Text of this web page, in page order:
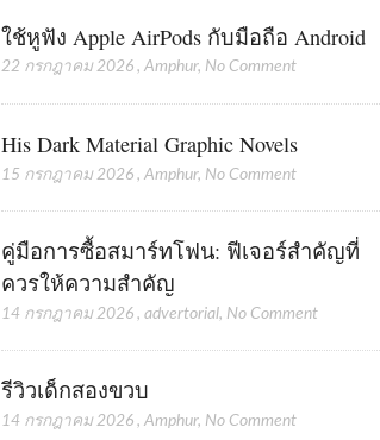
ใช้หูฟัง Apple AirPods กับมือถือ Android
22 กรกฎาคม 2026 ,Amphur, No Comment
His Dark Material Graphic Novels
15 กรกฎาคม 2026 ,Amphur, No Comment
คู่มือการซื้อสมาร์ทโฟน: ฟีเจอร์สำคัญที่
ควรให้ความสำคัญ
14 กรกฎาคม 2026 ,advertorial, No Comment
รีวิวเด็กสองขวบ
14 กรกฎาคม 2026 ,Amphur, No Comment